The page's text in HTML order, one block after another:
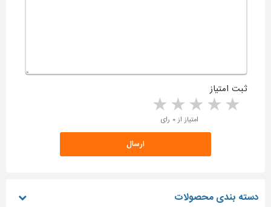
ثبت امتیاز
4 stars 3 stars 2 stars 1 star امتیاز از ۰ رای
دسته بندی محصولات